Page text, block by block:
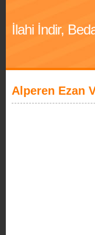
İlahi İndir,
Alperen Ezan